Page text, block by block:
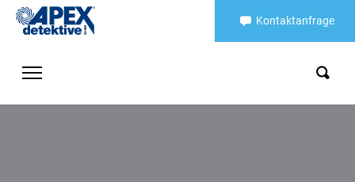
Kontaktanfrage